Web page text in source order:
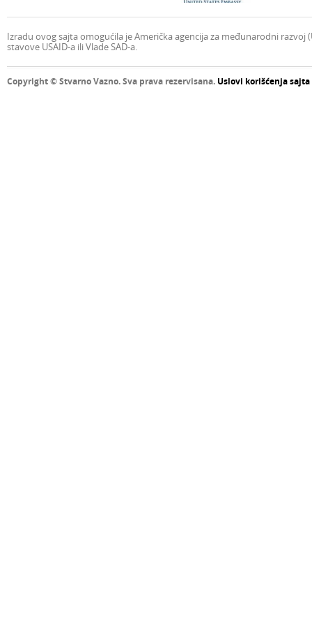
Izradu ovog sajta omogućila je Američka agencija za međunarodni
stavove USAID-a ili Vlade SAD-a.
Copyright © Stvarno Vazno. Sva prava rezervisana. Uslovi korišćenja sajta